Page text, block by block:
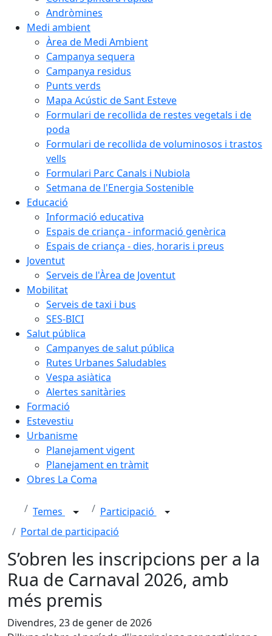
Andròmines
Medi ambient
Àrea de Medi Ambient
Campanya sequera
Campanya residus
Punts verds
Mapa Acústic de Sant Esteve
Formulari de recollida de restes vegetals i de
poda
Formulari de recollida de voluminosos i trastos
vells
Formulari Parc Canals i Nubiola
Setmana de l'Energia Sostenible
Educació
Informació educativa
Espais de criança - informació genèrica
Espais de criança - dies, horaris i preus
Joventut
Serveis de l'Àrea de Joventut
Mobilitat
Serveis de taxi i bus
SES-BICI
Salut pública
Campanyes de salut pública
Rutes Urbanes Saludables
Vespa asiàtica
Alertes sanitàries
Formació
Estevestiu
Urbanisme
Planejament vigent
Planejament en tràmit
Obres La Coma
Temes
Participació
Portal de participació
S’obren les inscripcions per a la
Rua de Carnaval 2026, amb
més premis
Divendres, 23 de gener de 2026